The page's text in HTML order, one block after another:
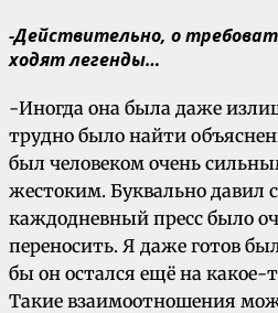
-Действительно, о
ходят легенды…
-Иногда она была даже
трудно было найти
был человеком очень
жестоким. Буквально давил
каждодневный пресс было
переносить. Я даже готов
бы он остался ещё на какое-
Такие взаимоотношения